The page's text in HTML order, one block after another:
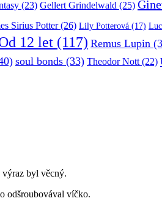
(23) Gellert Grindelwald (25)
Sirius Potter(26) Lily Potterová (17)
12 let (117) Remus Lupin
soul bonds (33) Theodor Nott (22)
výraz byl věcný.
odšroubovával víčko.